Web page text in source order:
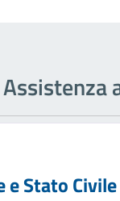
Stato Civile